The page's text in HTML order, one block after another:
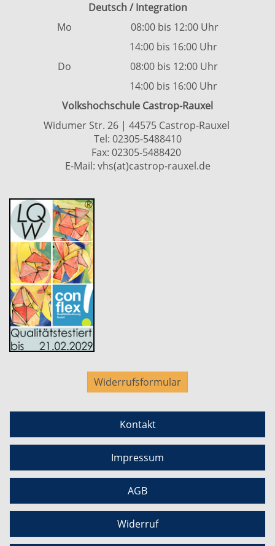
Deutsch / Integration
Mo 08:00 bis 12:00 Uhr
14:00 bis 16:00 Uhr
Do 08:00 bis 12:00 Uhr
14:00 bis 16:00 Uhr
Volkshochschule Castrop-Rauxel
Widumer Str. 26 | 44575 Castrop-Rauxel
Tel: 02305-5488410
Fax: 02305-5488420
E-Mail: vhs(at)castrop-rauxel.de
Widerrufsformular
Kontakt
Impressum
AGB
Widerruf